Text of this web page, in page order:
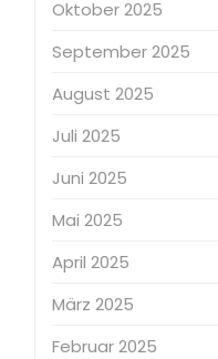
Oktober 2025
September 2025
August 2025
Juli 2025
Juni 2025
Mai 2025
April 2025
März 2025
Februar 2025